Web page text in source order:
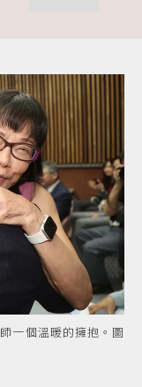
一個溫暖的擁抱。圖